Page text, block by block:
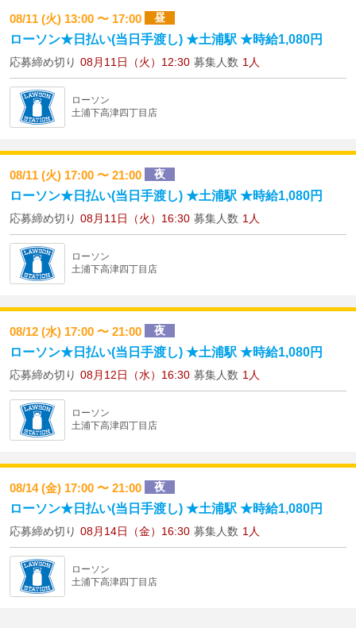
08/11 (火) 13:00 〜 17:00 昼
ローソン★日払い(当日手渡し) ★土浦駅 ★時給1,080円
応募締め切り 08月11日（火）12:30 募集人数 1人
ローソン
土浦下高津四丁目店
08/11 (火) 17:00 〜 21:00 夜
ローソン★日払い(当日手渡し) ★土浦駅 ★時給1,080円
応募締め切り 08月11日（火）16:30 募集人数 1人
ローソン
土浦下高津四丁目店
08/12 (水) 17:00 〜 21:00 夜
ローソン★日払い(当日手渡し) ★土浦駅 ★時給1,080円
応募締め切り 08月12日（水）16:30 募集人数 1人
ローソン
土浦下高津四丁目店
08/14 (金) 17:00 〜 21:00 夜
ローソン★日払い(当日手渡し) ★土浦駅 ★時給1,080円
応募締め切り 08月14日（金）16:30 募集人数 1人
ローソン
土浦下高津四丁目店